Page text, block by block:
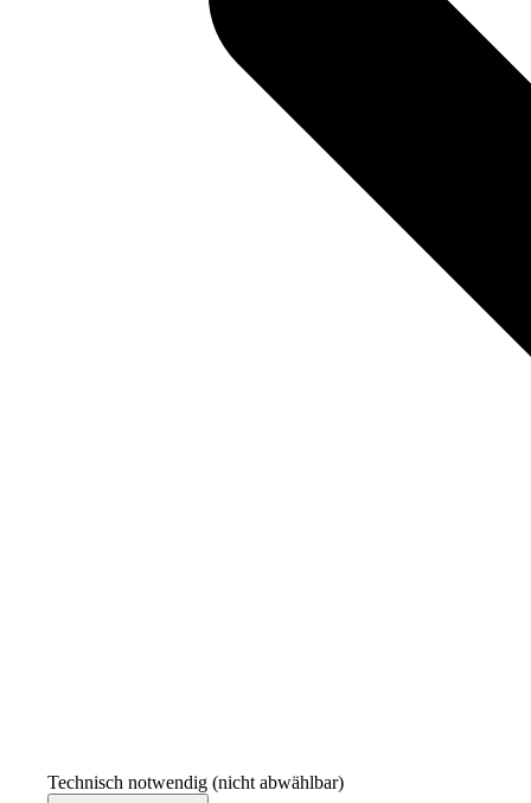
Technisch notwendig (nicht abwählbar)